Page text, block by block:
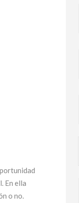
En ella
o no.